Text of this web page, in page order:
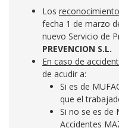
Los
fecha 1 de marzo
nuevo Servicio de
PREVENCION S.L.
En caso de
de acudir a:
Si es de
que el
Si no se es de
Accidentes